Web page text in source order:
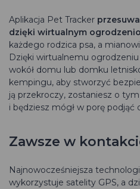
Aplikacja Pet Tracker
dzięki wirtualnym
każdego rodzica psa, a
Dzięki wirtualnemu
wokół domu lub domku
kempingu, aby stworzyć
ją przekroczy, zostaniesz o
i będziesz mógł w porę podjąć
Zawsze w
Najnowocześniejsza
wykorzystuje satelity GPS, a